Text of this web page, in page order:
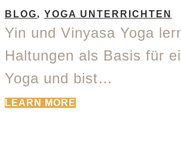
BLOG, YOGA UNTERRICHTEN
Yin und Vinyasa Yoga
Haltungen als Basis für
Yoga und bist…
LEARN MORE